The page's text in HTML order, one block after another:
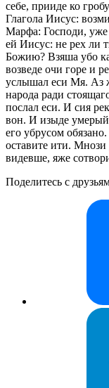
себе, прииде ко
Глагола Иисус:
Марфа: Господи, уже
ей Иисус: не рех ли
Божию? Взяша убо
возведе очи горе и
услышал еси Мя. Аз
народа ради
послал еси. И сия
вон. И изыде
его убрусом
оставите ити.
видевше, яже
Поделитесь с